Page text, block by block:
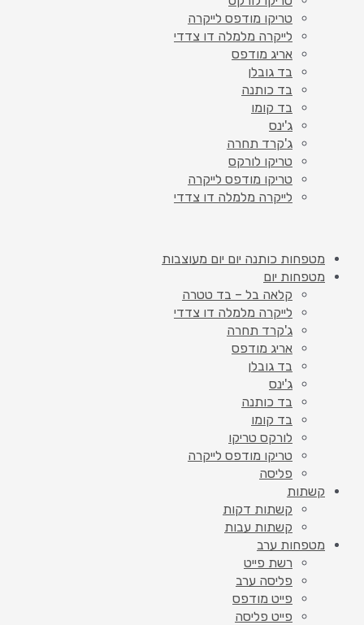
טריקו מודפס לייקרה
לייקרה מלמלה דו צדדי
אריג מודפס
בד גובלן
בד כותנה
בד קומו
ג'ינס
ג'קרד תחרה
טריקו לורקס
טריקו מודפס לייקרה
לייקרה מלמלה דו צדדי
מטפחות כותנה יום יום מעוצבות
מטפחות יום
קלאה בל – בד טטרה
לייקרה מלמלה דו צדדי
ג'קרד תחרה
אריג מודפס
בד גובלן
ג'ינס
בד כותנה
בד קומו
לורקס טריקו
טריקו מודפס לייקרה
פליסה
קשתות
קשתות דקות
קשתות עבות
מטפחות ערב
רשת פייט
פליסה ערב
פייט מודפס
פייט פליסה